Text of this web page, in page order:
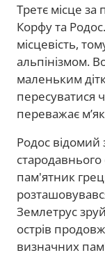
Третє місце за
Корфу та
місцевість,
альпінізмом.
маленьким
пересуватися
переважає
Родос
пам'ятник
Землетрус
острів
визначних